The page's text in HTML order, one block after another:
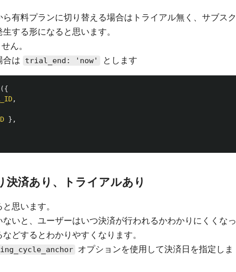
有料プランに切り替える場合はトライアル無く、サブスク
する形になると思います。
ん。
合は
trial_end: 'now' とします
({
,
},
決済あり、トライアルあり
思います。
いと、ユーザーはいつ決済が行われるかわかりにくくなっ
どするとわかりやすくなります。
オプションを使用して決済日を指定しま